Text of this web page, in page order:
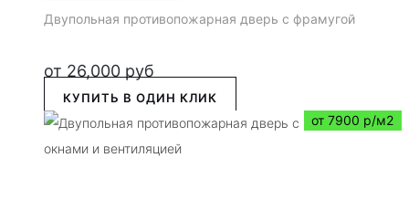
Двупольная противопожарная дверь с фрамугой
от 26,000 руб
КУПИТЬ В ОДИН КЛИК
от 7900 р/м2